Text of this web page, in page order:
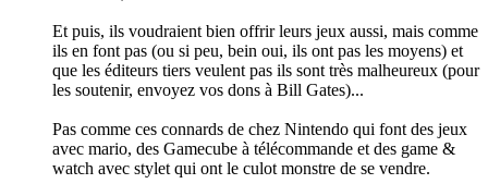
Et puis, ils voudraient bien offrir leurs jeux aussi, mais comme
ils en font pas (ou si peu, bein oui, ils ont pas les moyens) et
que les éditeurs tiers veulent pas ils sont très malheureux (pour
les soutenir, envoyez vos dons à Bill Gates)...
Pas comme ces connards de chez Nintendo qui font des jeux
avec mario, des Gamecube à télécommande et des game &
watch avec stylet qui ont le culot monstre de se vendre.